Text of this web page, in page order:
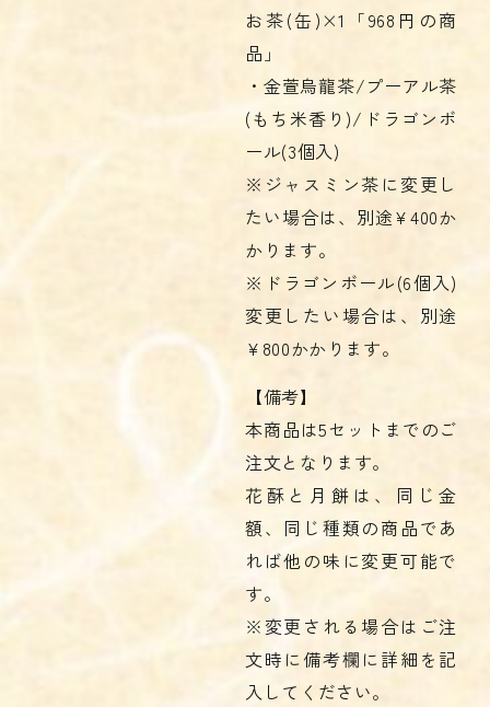
お茶(缶)×1「968円の商
品」
・金萱烏龍茶/プーアル茶
(もち米香り)/ドラゴンボ
ール(3個入)
※ジャスミン茶に変更し
たい場合は、別途¥400か
かります。
※ドラゴンボール(6個入)
変更したい場合は、別途
¥800かかります。
【備考】
本商品は5セットまでのご
注文となります。
花酥と月餅は、同じ金
額、同じ種類の商品であ
れば他の味に変更可能で
す。
※変更される場合はご注
文時に備考欄に詳細を記
入してください。